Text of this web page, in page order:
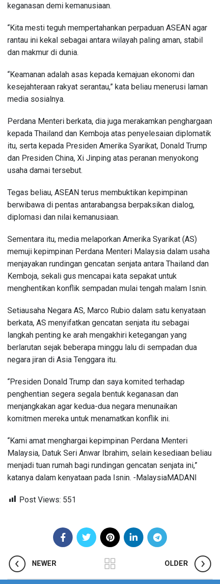
keganasan demi kemanusiaan.
“Kita mesti teguh mempertahankan perpaduan ASEAN agar
rantau ini kekal sebagai antara wilayah paling aman, stabil
dan makmur di dunia.
“Keamanan adalah asas kepada kemajuan ekonomi dan
kesejahteraan rakyat serantau,” kata beliau menerusi laman
media sosialnya.
Perdana Menteri berkata, dia juga merakamkan penghargaan
kepada Thailand dan Kemboja atas penyelesaian diplomatik
itu, serta kepada Presiden Amerika Syarikat, Donald Trump
dan Presiden China, Xi Jinping atas peranan menyokong
usaha damai tersebut.
Tegas beliau, ASEAN terus membuktikan kepimpinan
berwibawa di pentas antarabangsa berpaksikan dialog,
diplomasi dan nilai kemanusiaan.
Sementara itu, media melaporkan Amerika Syarikat (AS)
memuji kepimpinan Perdana Menteri Malaysia dalam usaha
menjayakan rundingan gencatan senjata antara Thailand dan
Kemboja, sekali gus mencapai kata sepakat untuk
menghentikan konflik sempadan mulai tengah malam Isnin.
Setiausaha Negara AS, Marco Rubio dalam satu kenyataan
berkata, AS menyifatkan gencatan senjata itu sebagai
langkah penting ke arah mengakhiri ketegangan yang
berlarutan sejak beberapa minggu lalu di sempadan dua
negara jiran di Asia Tenggara itu.
“Presiden Donald Trump dan saya komited terhadap
penghentian segera segala bentuk keganasan dan
menjangkakan agar kedua-dua negara menunaikan
komitmen mereka untuk menamatkan konflik ini.
“Kami amat menghargai kepimpinan Perdana Menteri
Malaysia, Datuk Seri Anwar Ibrahim, selain kesediaan beliau
menjadi tuan rumah bagi rundingan gencatan senjata ini,”
katanya dalam kenyataan pada Isnin. -MalaysiaMADANI
Post Views: 551
NEWER OLDER